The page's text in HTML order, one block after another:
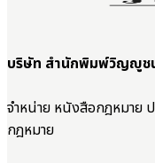
บริษัท สำนักพิมพ์วิญญูช
จำหน่าย หนังสือกฎหมาย
กฎหมาย